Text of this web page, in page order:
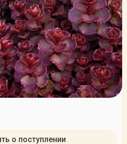
о поступлении